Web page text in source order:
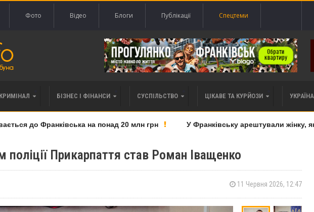
Фото Відео Блоги Публікації Спецтеми
КРИМІНАЛ БІЗНЕС І ФІНАНСИ СУСПІЛЬСТВО ЦІКАВЕ ТА КУРЙОЗИ
до Франківська на понад 20 млн грн У Франківську арештували жінку,
поліції Прикарпаття став Роман Іващенко
11 Червня 2026, 12:47